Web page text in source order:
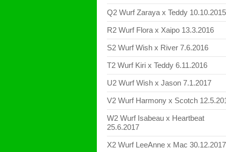
Q2 Wurf Zaraya x Teddy 10.10.2015
R2 Wurf Flora x Xaipo 13.3.2016
S2 Wurf Wish x River 7.6.2016
T2 Wurf Kiri x Teddy 6.11.2016
U2 Wurf Wish x Jason 7.1.2017
V2 Wurf Harmony x Scotch
W2 Wurf Isabeau x Heartbeat
25.6.2017
X2 Wurf LeeAnne x Mac 30.12.2017